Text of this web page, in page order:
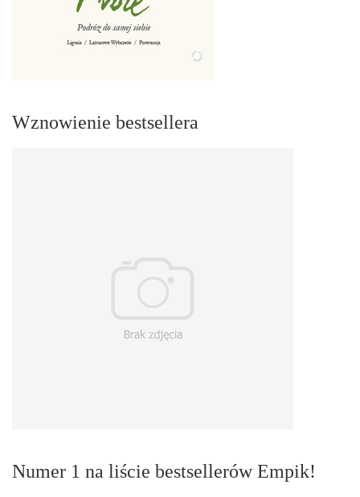
Wznowienie bestsellera
Numer 1 na liście bestsellerów Empik!